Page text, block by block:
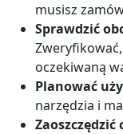
musisz
Sprawdzić
oczekiwaną
Planować
narzędzia i
Zaoszczędzić